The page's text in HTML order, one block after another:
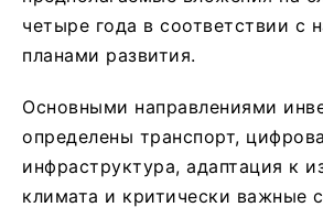
четыре года в соответствии с
планами развития.
Основными направлениями
определены транспорт,
инфраструктура, адаптация к
климата и критически важные